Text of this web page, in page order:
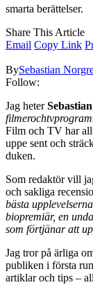
smarta berättelser.
Share This Article
Email Copy Link
BySebastian
Follow:
Jag heter
Film och TV har
uppe sent och
duken.
Som redaktör vill
och sakliga
bästa
biopremiär, en
som förtjänar att
Jag tror på ärliga
publiken i första
artiklar och tips –